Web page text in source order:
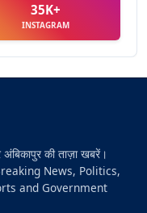
35K+
INSTAGRAM
की ताज़ा खबरें।
News, Politics,
and Government